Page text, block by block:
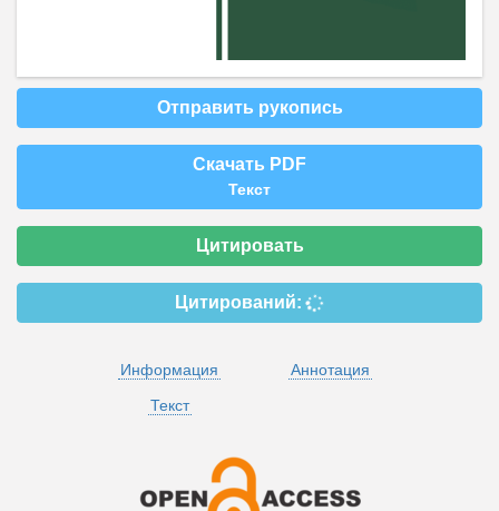
Отправить рукопись
Скачать PDF
Текст
Цитировать
Цитирований:
Информация
Аннотация
Текст